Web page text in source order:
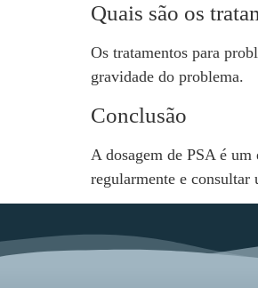
Quais são os
Os tratamentos para
gravidade do problema.
Conclusão
A dosagem de PSA é
regularmente e consultar